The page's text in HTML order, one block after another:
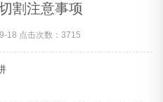
割注意事项
18 点击次数：3715